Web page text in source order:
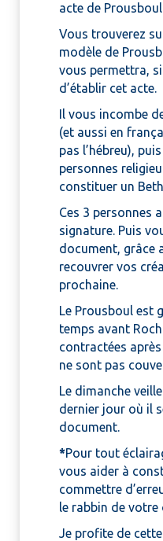
acte de
Vous trouverez
modèle de
vous permettra,
d’établir cet acte.
Il vous incombe
(et aussi en
pas l’hébreu),
personnes
constituer un
Ces 3 personnes
signature. Puis
document, grâce
recouvrer vos
prochaine.
Le Prousboul est
temps avant
contractées
ne sont pas
Le dimanche
dernier jour où il
document.
*Pour tout
vous aider à
commettre
le rabbin de votre
Je profite de